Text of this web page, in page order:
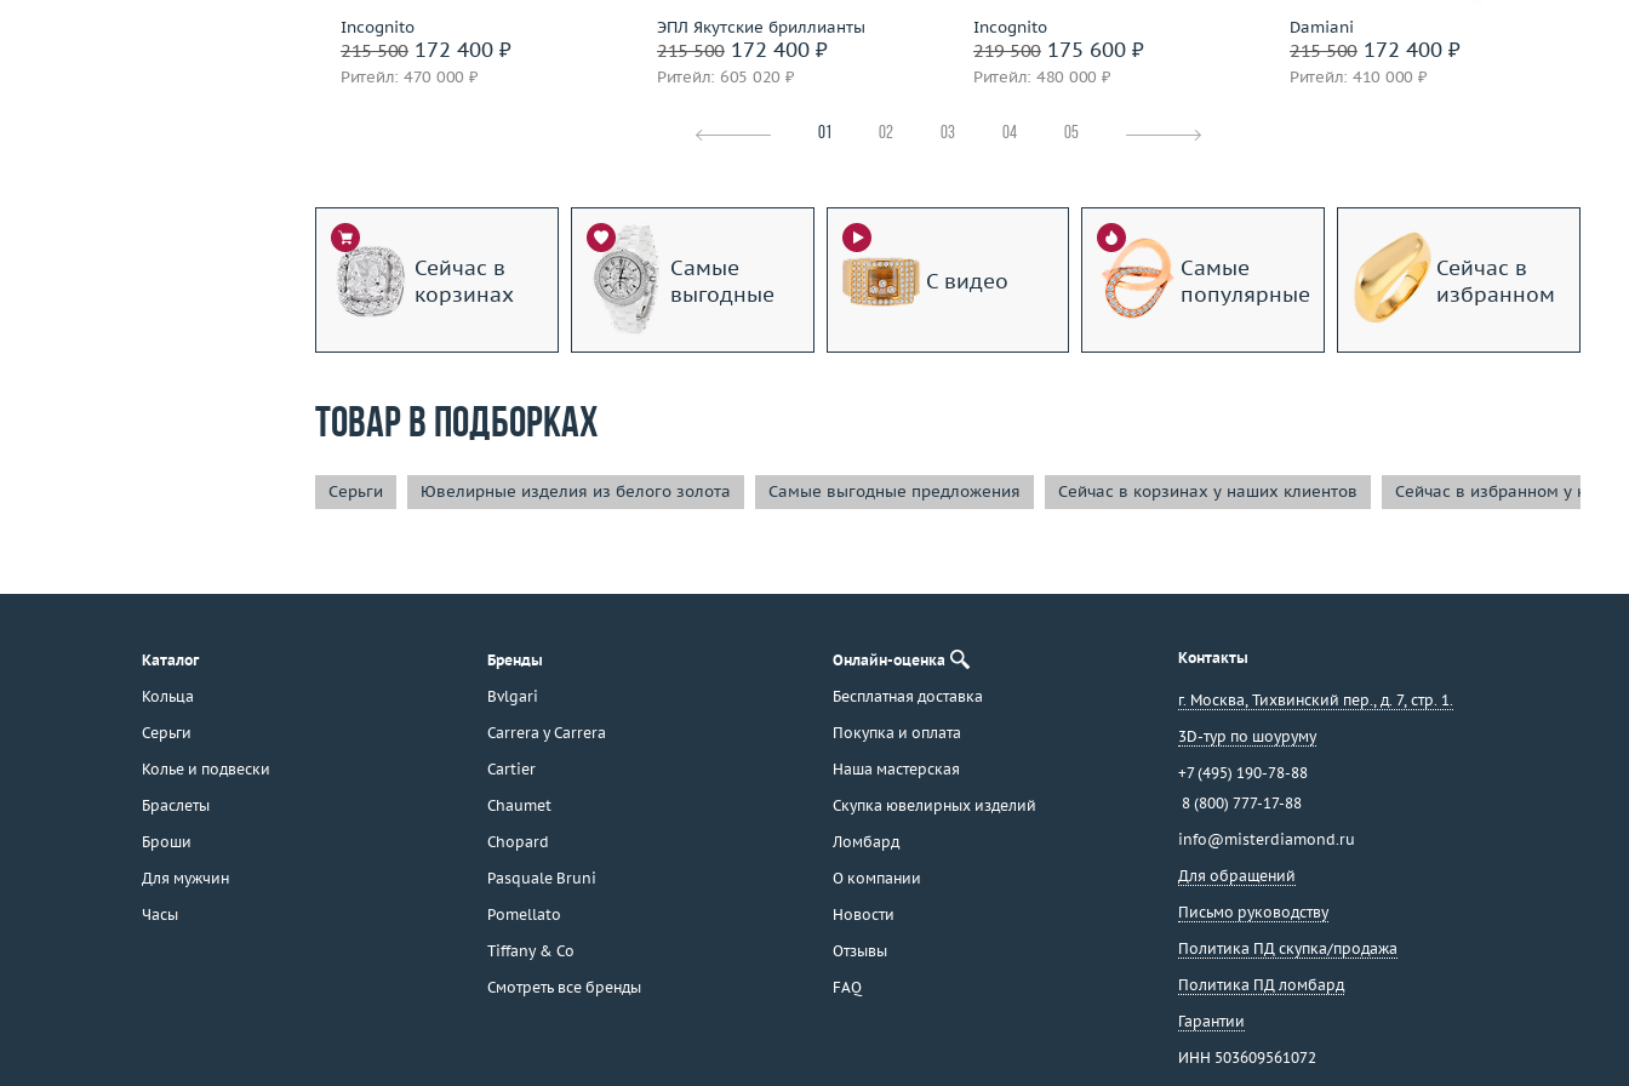
г. Москва, Тихвинский пер., д. 7,
3D-тур по шоуруму
Incognito
215 500172 400 ₽
Ритейл: 470 000 ₽
ЭПЛ Якутские бриллианты
215 500172 400 ₽
Ритейл: 605 020 ₽
Incognito
219 500175 600 ₽
Ритейл: 480 000 ₽
Damiani
215 500172 400 ₽
Ритейл: 410 000 ₽
01 02 03 04 05
Сейчас в
корзинах
Самые
выгодные
С видео
Самые
популярные
Сейчас в
избранном
Товар в подборках
Серьги Ювелирные изделия из белого золота Самые выгодные предложения Сейчас в корзинах у наших клиентов Сейчас в избранном у
Каталог
Кольца
Серьги
Колье и подвески
Браслеты
Броши
Для мужчин
Часы
Бренды
Bvlgari
Carrera y Carrera
Cartier
Chaumet
Chopard
Pasquale Bruni
Pomellato
Tiffany & Co
Смотреть все бренды
Онлайн-оценка
Бесплатная доставка
Покупка и оплата
Наша мастерская
Скупка ювелирных изделий
Ломбард
О компании
Новости
Отзывы
FAQ
Контакты
г. Москва, Тихвинский пер., д. 7, стр. 1.
3D-тур по шоуруму
+7 (495) 190-78-88
8 (800) 777-17-88
info@misterdiamond.ru
Для обращений
Письмо руководству
Политика ПД скупка/продажа
Политика ПД ломбард
Гарантии
ИНН 503609561072